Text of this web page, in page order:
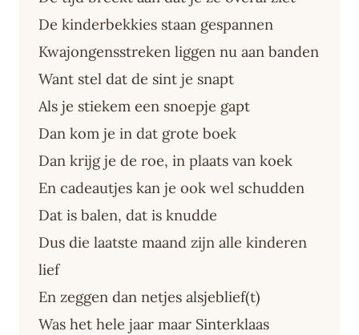
De kinderbekkies staan gespannen
Kwajongensstreken liggen nu aan banden
Want stel dat de sint je snapt
Als je stiekem een snoepje gapt
Dan kom je in dat grote boek
Dan krijg je de roe, in plaats van koek
En cadeautjes kan je ook wel schudden
Dat is balen, dat is knudde
Dus die laatste maand zijn alle kinderen
lief
En zeggen dan netjes alsjeblief(t)
Was het hele jaar maar Sinterklaas